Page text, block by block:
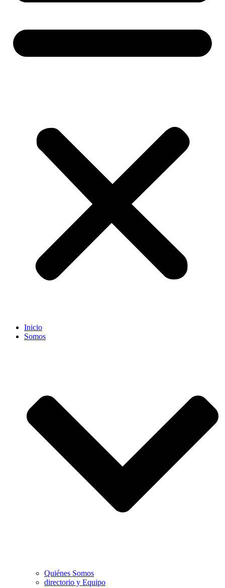
Inicio
Somos
Quiénes Somos
directorio y Equipo